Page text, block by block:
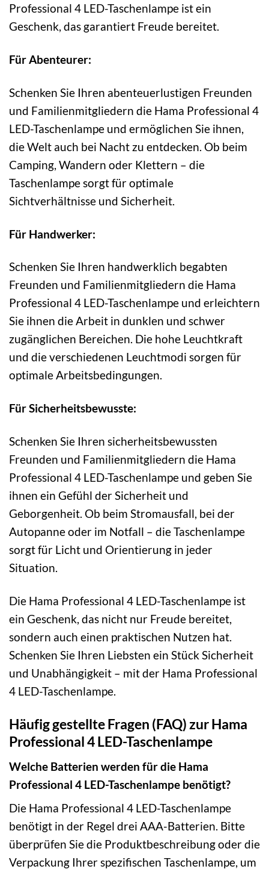
Professional 4 LED-Taschenlampe ist ein
Geschenk, das garantiert Freude bereitet.
Für Abenteurer:
Schenken Sie Ihren abenteuerlustigen Freunden
und Familienmitgliedern die Hama Professional 4
LED-Taschenlampe und ermöglichen Sie ihnen,
die Welt auch bei Nacht zu entdecken. Ob beim
Camping, Wandern oder Klettern – die
Taschenlampe sorgt für optimale
Sichtverhältnisse und Sicherheit.
Für Handwerker:
Schenken Sie Ihren handwerklich begabten
Freunden und Familienmitgliedern die Hama
Professional 4 LED-Taschenlampe und erleichtern
Sie ihnen die Arbeit in dunklen und schwer
zugänglichen Bereichen. Die hohe Leuchtkraft
und die verschiedenen Leuchtmodi sorgen für
optimale Arbeitsbedingungen.
Für Sicherheitsbewusste:
Schenken Sie Ihren sicherheitsbewussten
Freunden und Familienmitgliedern die Hama
Professional 4 LED-Taschenlampe und geben Sie
ihnen ein Gefühl der Sicherheit und
Geborgenheit. Ob beim Stromausfall, bei der
Autopanne oder im Notfall – die Taschenlampe
sorgt für Licht und Orientierung in jeder
Situation.
Die Hama Professional 4 LED-Taschenlampe ist
ein Geschenk, das nicht nur Freude bereitet,
sondern auch einen praktischen Nutzen hat.
Schenken Sie Ihren Liebsten ein Stück Sicherheit
und Unabhängigkeit – mit der Hama Professional
4 LED-Taschenlampe.
Häufig gestellte Fragen (FAQ) zur Hama
Professional 4 LED-Taschenlampe
Welche Batterien werden für die Hama
Professional 4 LED-Taschenlampe benötigt?
Die Hama Professional 4 LED-Taschenlampe
benötigt in der Regel drei AAA-Batterien. Bitte
überprüfen Sie die Produktbeschreibung oder die
Verpackung Ihrer spezifischen Taschenlampe, um